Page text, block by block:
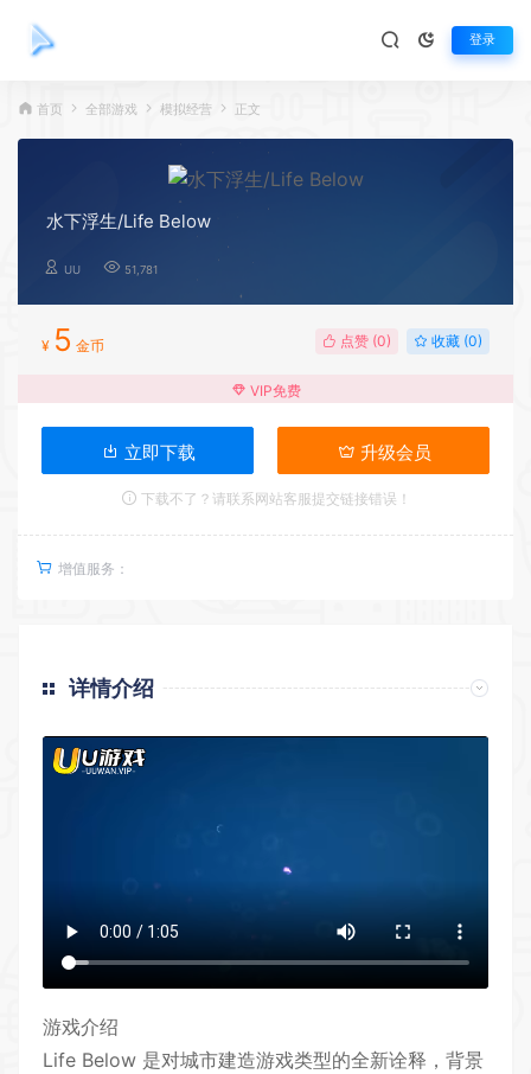
登录
首页 全部游戏 模拟经营 正文
水下浮生/Life Below
UU 51,781
¥ 5 金币 点赞 (0) 收藏 (0)
VIP免费
立即下载 升级会员
下载不了？请联系网站客服提交链接错误！
增值服务：
详情介绍
游戏介绍
Life Below 是对城市建造游戏类型的全新诠释，背景